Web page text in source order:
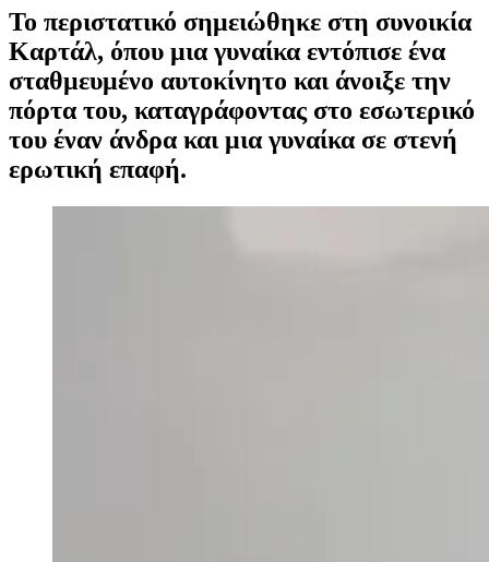
Το περιστατικό σημειώθηκε στη συνοικία
Καρτάλ, όπου μια γυναίκα εντόπισε ένα
σταθμευμένο αυτοκίνητο και άνοιξε την
πόρτα του, καταγράφοντας στο εσωτερικό
του έναν άνδρα και μια γυναίκα σε στενή
ερωτική επαφή.